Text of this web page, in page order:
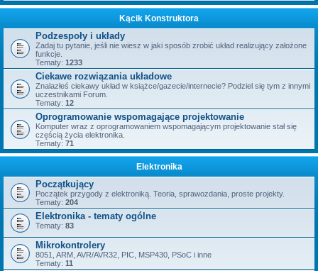
Kącik Konstruktora
Podzespoły i układy
Zadaj tu pytanie, jeśli nie wiesz w jaki sposób zrobić układ realizujący założone
funkcje.
Tematy: 1233
Ciekawe rozwiązania układowe
Znalazłeś ciekawy układ w książce/gazecie/internecie? Podziel się tym z innymi
uczestnikami Forum.
Tematy: 12
Oprogramowanie wspomagające projektowanie
Komputer wraz z oprogramowaniem wspomagającym projektowanie stał się
częścią życia elektronika.
Tematy: 71
Elektronika
Początkujący
Początek przygody z elektroniką. Teoria, sprawozdania, proste projekty.
Tematy: 204
Elektronika - tematy ogólne
Tematy: 83
Mikrokontrolery
8051, ARM, AVR/AVR32, PIC, MSP430, PSoC i inne
Tematy: 11